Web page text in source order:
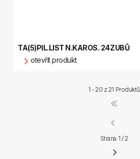
TA(5)PIL.LIST N.KAROS. 24ZUBŮ
otevřít produkt
1 - 20 z21 Produktů
Strana 1 / 2